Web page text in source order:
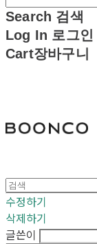
Search 검색
Log In 로그인
Cart장바구니
수정하기
삭제하기
글쓴이